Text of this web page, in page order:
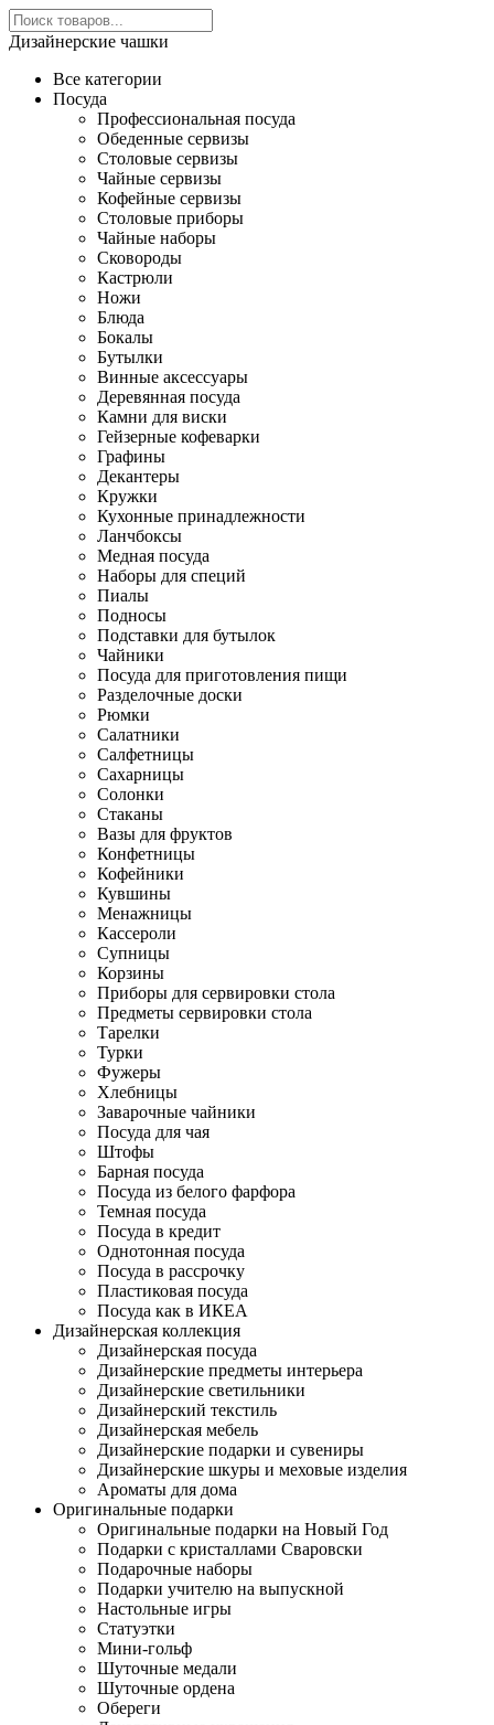
Дизайнерские чашки
Все категории
Посуда
Профессиональная посуда
Обеденные сервизы
Столовые сервизы
Чайные сервизы
Кофейные сервизы
Столовые приборы
Чайные наборы
Сковороды
Кастрюли
Ножи
Блюда
Бокалы
Бутылки
Винные аксессуары
Деревянная посуда
Камни для виски
Гейзерные кофеварки
Графины
Декантеры
Кружки
Кухонные принадлежности
Ланчбоксы
Медная посуда
Наборы для специй
Пиалы
Подносы
Подставки для бутылок
Чайники
Посуда для приготовления пищи
Разделочные доски
Рюмки
Салатники
Салфетницы
Сахарницы
Солонки
Стаканы
Вазы для фруктов
Конфетницы
Кофейники
Кувшины
Менажницы
Кассероли
Супницы
Корзины
Приборы для сервировки стола
Предметы сервировки стола
Тарелки
Турки
Фужеры
Хлебницы
Заварочные чайники
Посуда для чая
Штофы
Барная посуда
Посуда из белого фарфора
Темная посуда
Посуда в кредит
Однотонная посуда
Посуда в рассрочку
Пластиковая посуда
Посуда как в ИКЕА
Дизайнерская коллекция
Дизайнерская посуда
Дизайнерские предметы интерьера
Дизайнерские светильники
Дизайнерский текстиль
Дизайнерская мебель
Дизайнерские подарки и сувениры
Дизайнерские шкуры и меховые изделия
Ароматы для дома
Оригинальные подарки
Оригинальные подарки на Новый Год
Подарки с кристаллами Сваровски
Подарочные наборы
Подарки учителю на выпускной
Настольные игры
Статуэтки
Мини-гольф
Шуточные медали
Шуточные ордена
Обереги